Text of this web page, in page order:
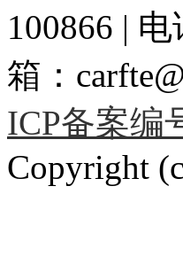
100866 |
箱：
ICP备案编
Copyright